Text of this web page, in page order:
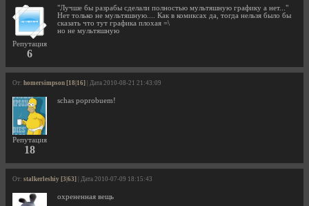
Репутация
6
"Лучше бы разрабы сделали полностью мультяшную графику а нет..."
Нет только не мультяшную.... Как в комиксах да, тогда нельзя было бы
сказать что тут графика плохая =\
но не мультяшную
От: homersimpson [18|16] | Дата 2010-08-21 21:43:09
Репутация
18
schas poprobuem!
От: stalkerleshiy [3|63] | Дата 2010-07-09 18:15:43
охрененная вещь